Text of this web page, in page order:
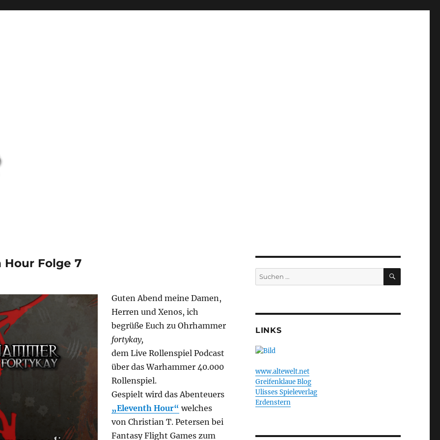
Folge 7
Guten Abend meine Damen,
Herren und Xenos, ich
begrüße Euch zu Ohrhammer
fortykay,
dem Live Rollenspiel Podcast
über das Warhammer 40.000
Rollenspiel.
Gespielt wird das Abenteuers
„Eleventh Hour“ welches
von Christian T. Petersen bei
Fantasy Flight Games zum
Suchen
nach:
SUCHEN
LINKS
www.altewelt.net
Greifenklaue Blog
Ulisses Spieleverlag
Erdenstern